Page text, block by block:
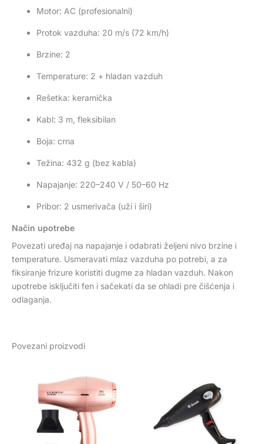
Motor: AC (profesionalni)
Protok vazduha: 20 m/s (72 km/h)
Brzine: 2
Temperature: 2 + hladan vazduh
Rešetka: keramička
Kabl: 3 m, fleksibilan
Boja: crna
Težina: 432 g (bez kabla)
Napajanje: 220–240 V / 50–60 Hz
Pribor: 2 usmerivača (uži i širi)
Način upotrebe
Povezati uređaj na napajanje i odabrati željeni nivo brzine i
temperature. Usmeravati mlaz vazduha po potrebi, a za
fiksiranje frizure koristiti dugme za hladan vazduh. Nakon
upotrebe isključiti fen i sačekati da se ohladi pre čišćenja i
odlaganja.
Povezani proizvodi